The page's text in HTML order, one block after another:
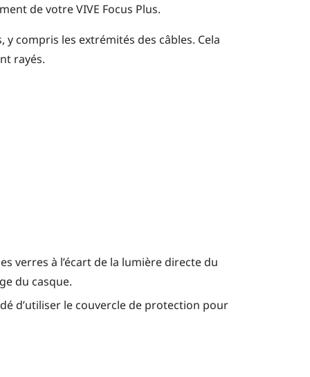
de votreVIVE Focus Plus.
compris les extrémités des câbles. Cela
rayés.
verres à l’écart de la lumière directe du
du casque.
d’utiliser le couvercle de protection pour